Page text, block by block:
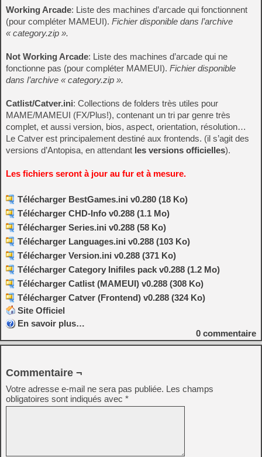
Working Arcade: Liste des machines d’arcade qui fonctionnent
(pour compléter MAMEUI). Fichier disponible dans l’archive
« category.zip ».
Not Working Arcade: Liste des machines d’arcade qui ne
fonctionne pas (pour compléter MAMEUI). Fichier disponible
dans l’archive « category.zip ».
Catlist/Catver.ini: Collections de folders très utiles pour
MAME/MAMEUI (FX/Plus!), contenant un tri par genre très
complet, et aussi version, bios, aspect, orientation, résolution…
Le Catver est principalement destiné aux frontends. (il s’agit des
versions d’Antopisa, en attendant les versions officielles).
Les fichiers seront à jour au fur et à mesure.
Télécharger BestGames.ini v0.280 (18 Ko)
Télécharger CHD-Info v0.288 (1.1 Mo)
Télécharger Series.ini v0.288 (58 Ko)
Télécharger Languages.ini v0.288 (103 Ko)
Télécharger Version.ini v0.288 (371 Ko)
Télécharger Category Inifiles pack v0.288 (1.2 Mo)
Télécharger Catlist (MAMEUI) v0.288 (308 Ko)
Télécharger Catver (Frontend) v0.288 (324 Ko)
Site Officiel
En savoir plus…
0 commentaire
Commentaire ¬
Votre adresse e-mail ne sera pas publiée. Les champs
obligatoires sont indiqués avec *